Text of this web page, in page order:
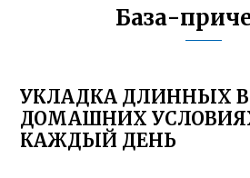
База-
УКЛАДКА ДЛИННЫХ
ДОМАШНИХ
КАЖДЫЙ ДЕНЬ